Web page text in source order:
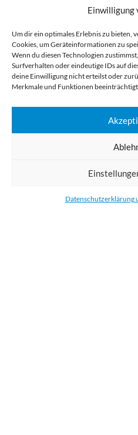
Einwilligung
Um dir ein optimales Erlebnis zu bieten,
Cookies, um Geräteinformationen zu
Wenn du diesen Technologien
Surfverhalten oder eindeutige IDs auf
deine Einwilligung nicht erteilst oder
Merkmale und Funktionen
Datenschutzerklärung
Digital
Bestellen Sie gedruckte Werbemittel
und Aufkleber. Wir liefern unsere